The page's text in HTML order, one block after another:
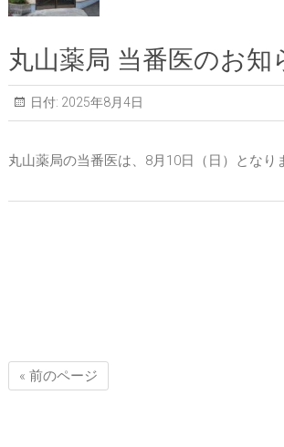
丸山薬局 当番医のお知
日付: 2025年8月4日
丸山薬局の当番医は、8月10日（日）となり
« 前のページ